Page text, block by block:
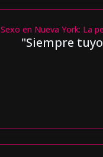
Sexo en Nueva York: La
"Siempre